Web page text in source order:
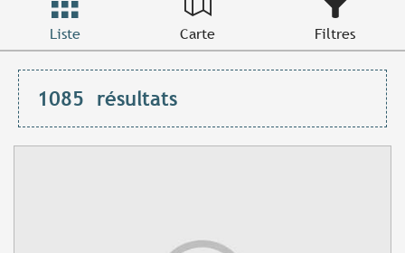
Liste Carte Filtres
1085 résultats